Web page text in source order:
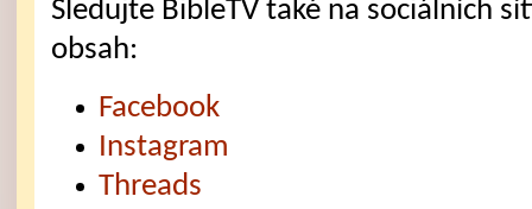
Sledujte BibleTV také na sociálních
obsah:
Facebook
Instagram
Threads